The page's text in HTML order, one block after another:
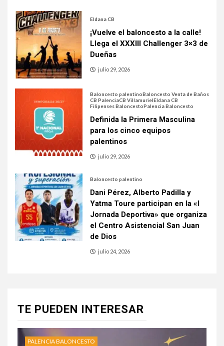
Eldana CB
¡Vuelve el baloncesto a la calle!
Llega el XXXIII Challenger 3×3 de
Dueñas
julio 29, 2026
Baloncesto palentinoBaloncesto Venta de Baños
CB PalenciaCB VillamurielEldana CB
Filipenses BaloncestoPalencia Baloncesto
Definida la Primera Masculina
para los cinco equipos
palentinos
julio 29, 2026
Baloncesto palentino
Dani Pérez, Alberto Padilla y
Yatma Toure participan en la «I
Jornada Deportiva» que organiza
el Centro Asistencial San Juan
de Dios
julio 24, 2026
TE PUEDEN INTERESAR
PALENCIA BALONCESTO